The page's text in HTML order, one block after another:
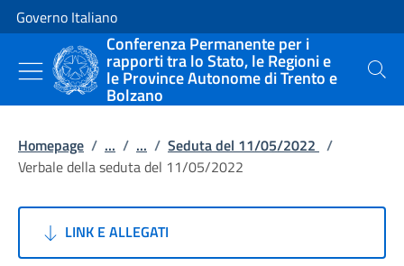
Vai al contenuto
Vai alla navigazione del sito
Governo Italiano
Conferenza Permanente per i
rapporti tra lo Stato, le Regioni e
le Province Autonome di Trento e
Bolzano
Cerca
Homepage / ... / ... / Seduta del 11/05/2022 /
Verbale della seduta del 11/05/2022
LINK E ALLEGATI